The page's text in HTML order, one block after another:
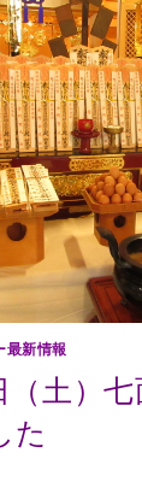
最新情報
（土）
た